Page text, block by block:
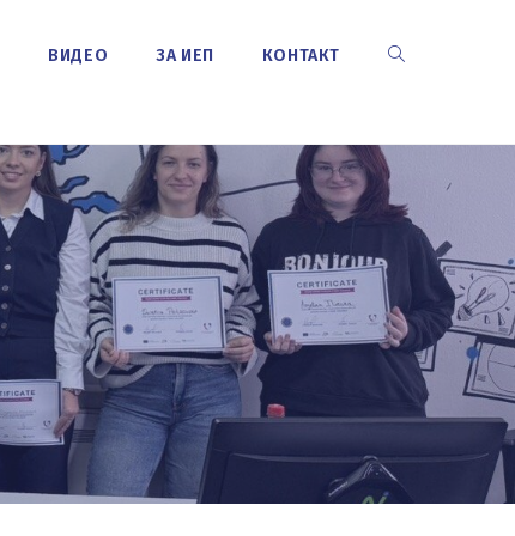
ВИДЕО ЗА ИЕП КОНТАКТ TOGGLE
WEBSITE
SEARCH